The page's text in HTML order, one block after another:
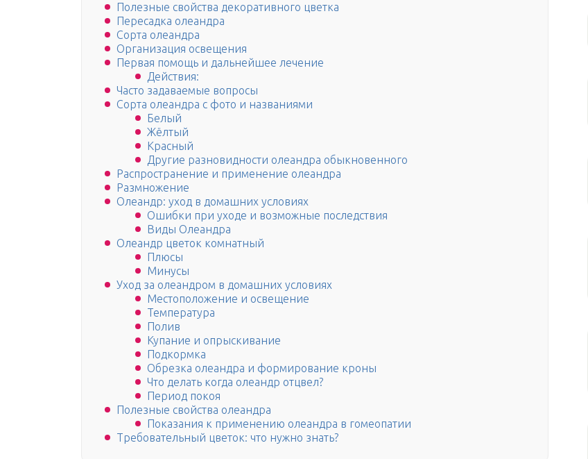
Полезные свойства декоративного цветка
Пересадка олеандра
Сорта олеандра
Организация освещения
Первая помощь и дальнейшее лечение
Действия:
Часто задаваемые вопросы
Сорта олеандра с фото и названиями
Белый
Жёлтый
Красный
Другие разновидности олеандра обыкновенного
Распространение и применение олеандра
Размножение
Олеандр: уход в домашних условиях
Ошибки при уходе и возможные последствия
Виды Олеандра
Олеандр цветок комнатный
Плюсы
Минусы
Уход за олеандром в домашних условиях
Местоположение и освещение
Температура
Полив
Купание и опрыскивание
Подкормка
Обрезка олеандра и формирование кроны
Что делать когда олеандр отцвел?
Период покоя
Полезные свойства олеандра
Показания к применению олеандра в гомеопатии
Требовательный цветок: что нужно знать?